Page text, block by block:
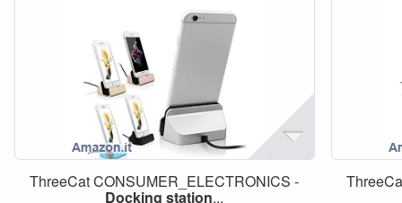
ThreeCat CONSUMER_ELECTRONICS -
Docking station...